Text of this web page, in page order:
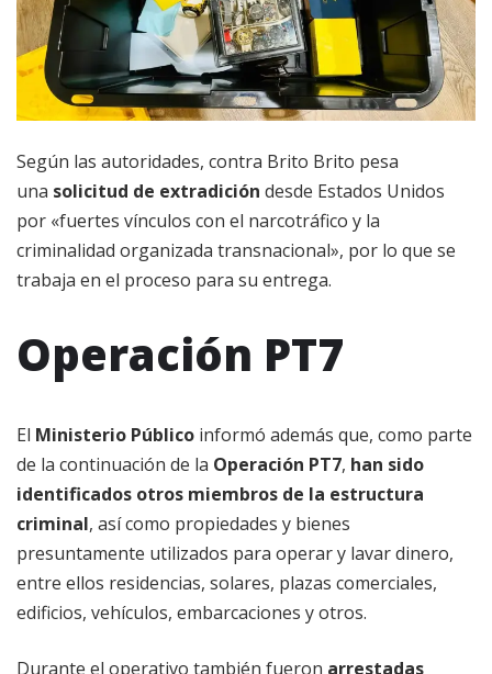
Según las autoridades, contra Brito Brito pesa
una solicitud de extradición desde Estados Unidos
por «fuertes vínculos con el narcotráfico y la
criminalidad organizada transnacional», por lo que se
trabaja en el proceso para su entrega.
Operación PT7
El Ministerio Público informó además que, como parte
de la continuación de la Operación PT7, han sido
identificados otros miembros de la estructura
criminal, así como propiedades y bienes
presuntamente utilizados para operar y lavar dinero,
entre ellos residencias, solares, plazas comerciales,
edificios, vehículos, embarcaciones y otros.
Durante el operativo también fueron arrestadas